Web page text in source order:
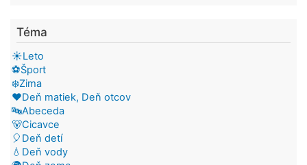
Téma
☀️Leto
⚽Šport
❄️Zima
❤️Deň matiek, Deň otcov
🔤Abeceda
🐻Cicavce
🎈Deň detí
💧Deň vody